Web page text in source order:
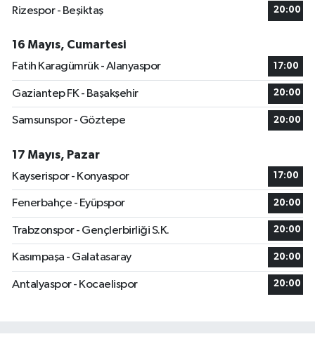
Rizespor - Beşiktaş
20:00
16 Mayıs, Cumartesi
Fatih Karagümrük - Alanyaspor
17:00
Gaziantep FK - Başakşehir 20:00
Samsunspor - Göztepe 20:00
17 Mayıs, Pazar
Kayserispor - Konyaspor
17:00
Fenerbahçe - Eyüpspor 20:00
Trabzonspor - Gençlerbirliği S.K. 20:00
Kasımpaşa - Galatasaray 20:00
Antalyaspor - Kocaelispor 20:00